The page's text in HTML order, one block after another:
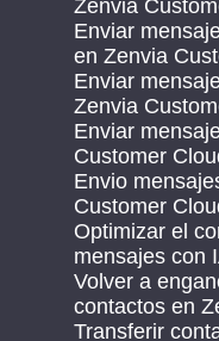
Zenvia
Enviar
en Zenvia
Enviar
Zenvia
Enviar
Customer
Envio
Customer
Optimizar el
mensajes con
Volver a
contactos en
Transferir